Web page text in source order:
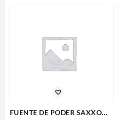
FUENTE DE PODER SAXXON